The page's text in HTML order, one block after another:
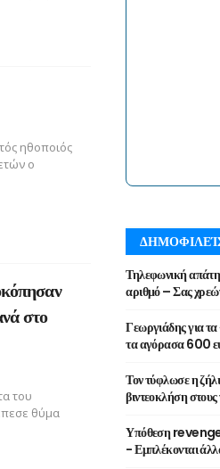
ηθοποιός
ο
στο
του
θύμα
Τηλεφωνική απάτη
αριθμό – Σας
Γεωργιάδης για
τα αγόρασα 600
Τον τύφλωσε η
βιντεοκλήση στους
Υπόθεση
- Εμπλέκονται